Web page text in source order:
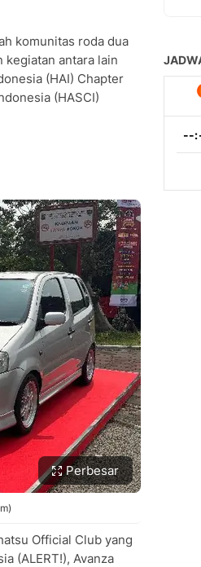
komunitas roda dua
kegiatan antara lain
(HAI) Chapter
(HASCI)
Perbesar
Official Club yang
(ALERT!), Avanza